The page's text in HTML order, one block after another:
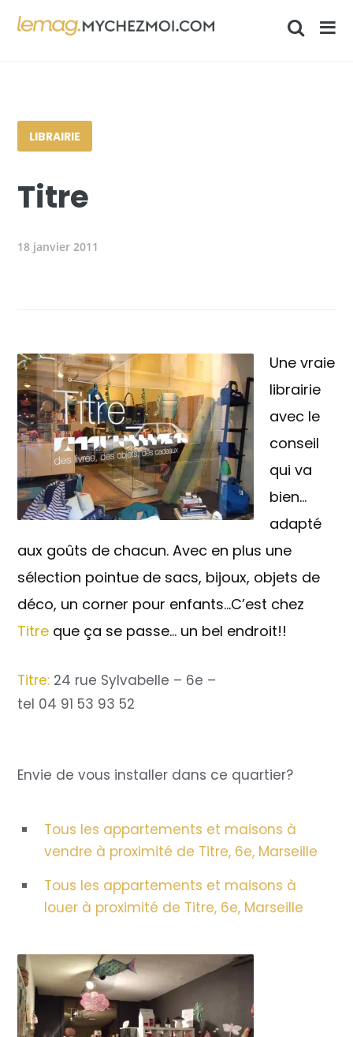
LIBRAIRIE
Titre
18 janvier 2011
Une vraie
librairie
avec le
conseil
qui va
bien…
adapté
aux goûts de chacun. Avec en plus une
sélection pointue de sacs, bijoux, objets de
déco, un corner pour enfants…C’est chez
Titre que ça se passe… un bel endroit!!
Titre: 24 rue Sylvabelle – 6e –
tel 04 91 53 93 52
Envie de vous installer dans ce quartier?
Tous les appartements et maisons à
vendre à proximité de Titre, 6e, Marseille
Tous les appartements et maisons à
louer à proximité de Titre, 6e, Marseille